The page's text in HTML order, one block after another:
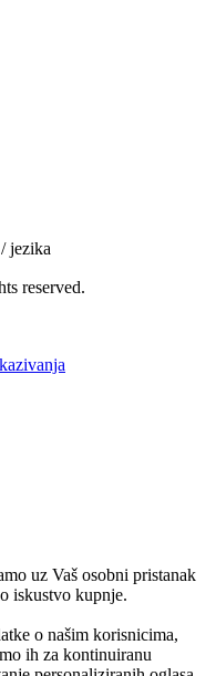
jezika
reserved.
uz Vaš osobni pristanak
iskustvo kupnje.
o našim korisnicima,
ih za kontinuiranu